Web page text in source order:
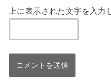
上に表示された文字を入力